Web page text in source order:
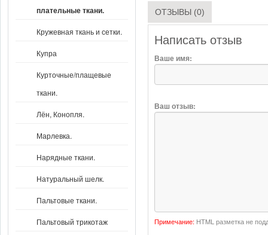
плательные ткани.
Кружевная ткань и сетки.
Купра
Курточные/плащевые
ткани.
Лён, Конопля.
Марлевка.
Нарядные ткани.
Натуральный шелк.
Пальтовые ткани.
Пальтовый трикотаж
ОТЗЫВЫ (0)
Написать отзыв
Ваше имя:
Ваш отзыв:
Примечание: HTML разметка не